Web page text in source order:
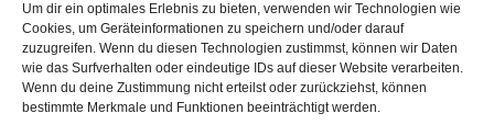
Um dir ein optimales Erlebnis zu bieten, verwenden wir Technologien wie
Cookies, um Geräteinformationen zu speichern und/oder darauf
zuzugreifen. Wenn du diesen Technologien zustimmst, können wir Daten
wie das Surfverhalten oder eindeutige IDs auf dieser Website verarbeiten.
Wenn du deine Zustimmung nicht erteilst oder zurückziehst, können
bestimmte Merkmale und Funktionen beeinträchtigt werden.
I agree